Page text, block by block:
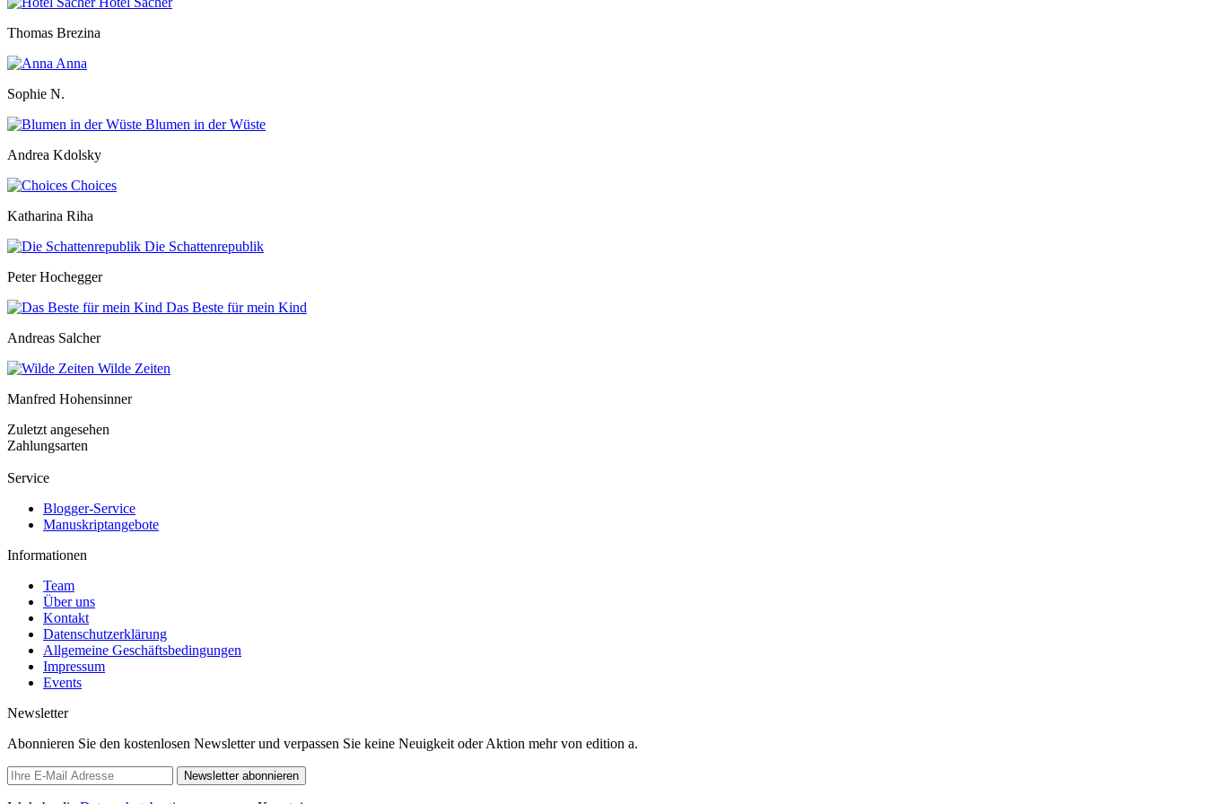
Thomas Brezina
Anna
Sophie N.
Blumen in der Wüste
Andrea Kdolsky
Choices
Katharina Riha
Die Schattenrepublik
Peter Hochegger
Das Beste für mein Kind
Andreas Salcher
Wilde Zeiten
Manfred Hohensinner
Zuletzt angesehen
Zahlungsarten
Service
Blogger-Service
Manuskriptangebote
Informationen
Team
Über uns
Kontakt
Datenschutzerklärung
Allgemeine Geschäftsbedingungen
Impressum
Events
Newsletter
Abonnieren Sie den kostenlosen Newsletter und verpassen Sie keine Neuigkeit oder Aktion mehr von edition a.
Newsletter abonnieren